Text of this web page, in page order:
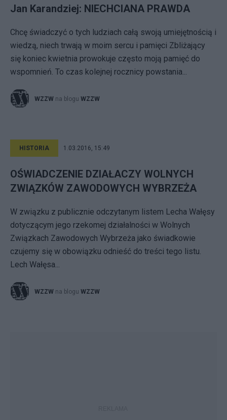
Jan Karandziej: NIECHCIANA PRAWDA
Chcę świadczyć o tych ludziach całą swoją umiejętnością i
wiedzą, niech trwają w moim sercu i pamięci Zbliżający
się koniec kwietnia prowokuje często moją pamięć do
wspomnień. To czas kolejnej rocznicy powstania...
WZZW na blogu WZZW
HISTORIA 1.03.2016, 15:49
OŚWIADCZENIE DZIAŁACZY WOLNYCH
ZWIĄZKÓW ZAWODOWYCH WYBRZEŻA
W związku z publicznie odczytanym listem Lecha Wałęsy
dotyczącym jego rzekomej działalności w Wolnych
Związkach Zawodowych Wybrzeża jako świadkowie
czujemy się w obowiązku odnieść do treści tego listu.
Lech Wałęsa...
WZZW na blogu WZZW